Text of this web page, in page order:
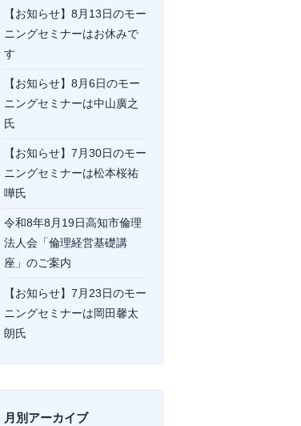
【お知らせ】8月13日のモー
ニングセミナーはお休みで
す
【お知らせ】8月6日のモー
ニングセミナーは中山廣之
氏
【お知らせ】7月30日のモー
ニングセミナーは松本桜祐
嘩氏
令和8年8月19日高知市倫理
法人会「倫理経営基礎講
座」のご案内
【お知らせ】7月23日のモー
ニングセミナーは岡⽥馨太
朗氏
月別アーカイブ